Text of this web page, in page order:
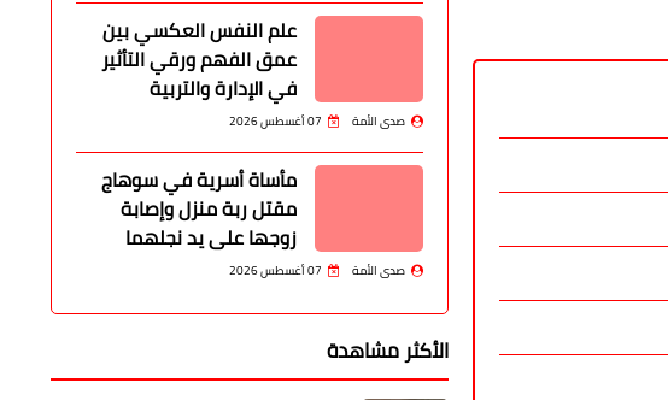
علم النفس العكسي بين
عمق الفهم ورقي التأثير
في الإدارة والتربية
صدى الأمة 07 أغسطس 2026
مأساة أسرية في سوهاج
مقتل ربة منزل وإصابة
زوجها على يد نجلهما
صدى الأمة 07 أغسطس 2026
الأكثر مشاهدة